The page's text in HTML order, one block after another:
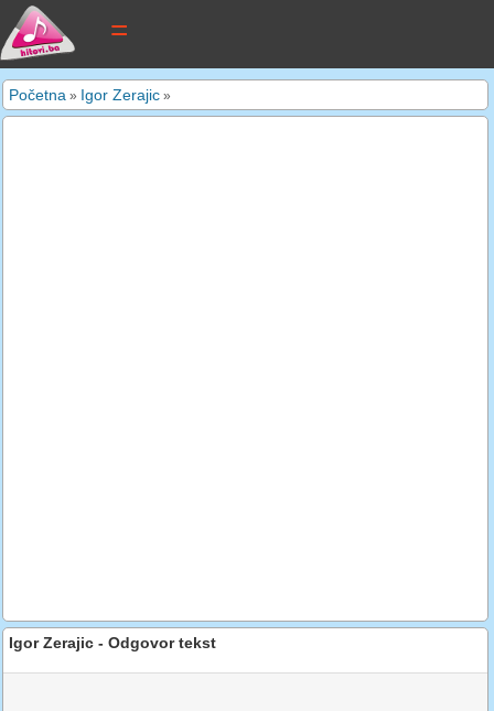
tekstovi pjesama
Početna » Igor Zerajic »
Igor Zerajic - Odgovor tekst